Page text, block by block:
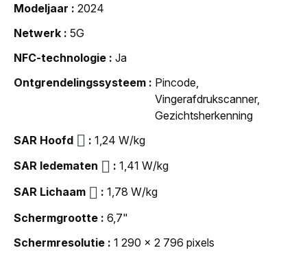
Modeljaar
2024
Netwerk
5G
NFC-technologie
Ja
Ontgrendelingssysteem
Pincode,
Vingerafdrukscanner,
Gezichtsherkenning
SAR Hoofd
1,24 W/kg
SAR ledematen
1,41 W/kg
SAR Lichaam
1,78 W/kg
Schermgrootte
6,7"
Schermresolutie
1 290 x 2 796 pixels